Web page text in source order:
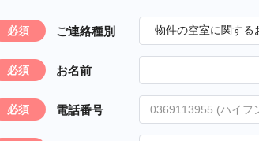
必須 ご連絡種別
必須 お名前
必須 電話番号